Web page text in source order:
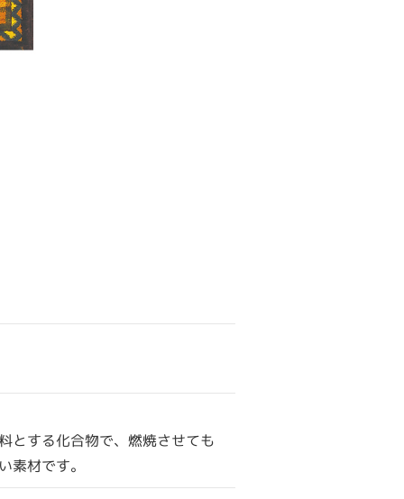
とする化合物で、燃焼させても
素材です。